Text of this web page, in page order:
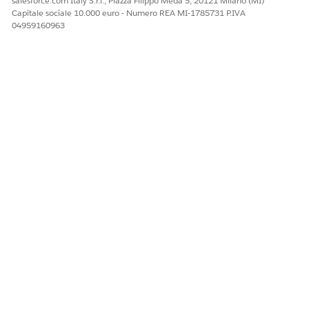
Opportunities offre approfondimenti immediati per
consentire ai responsabili vendite di esaminare e tenere
Capitale sociale 10.000 euro - Numero REA MI-1785731 P.IVA
04959160963